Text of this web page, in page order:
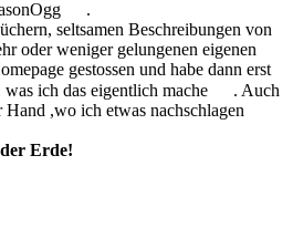
»19 Januar 2021 10:47
Alternativ kannst du
ein paar Cent in die
wir beide finanziell besser